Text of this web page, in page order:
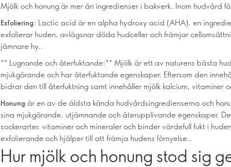
Mjölk och honung är mer än ingredienser i bakverk. Inom hudvård
Exfoliering: Lactic acid är en alpha hydroxy acid (AHA), en
exfolierar huden, avlägsnar döda hudceller och främjar
jämnare hy..
** Lugnande och återfuktande:** Mjölk är ett av naturens bästa
mjukgörande och har återfuktande egenskaper. Eftersom den
bidrar den till återfuktning samt innehåller mjölk kalcium, vitaminer
Honung är en av de äldsta kända hudvårdsingredienserna och
sina mjukgörande, utjämnande och återupplivande egenskaper.
sockerarter, vitaminer och mineraler och binder värdefull fukt i
exfolierande och hjälper till att främja hudens förnyelse..
Hur mjölk och honung stod sig